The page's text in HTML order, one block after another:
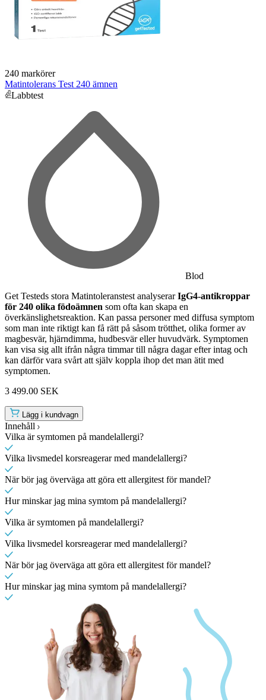
240 markörer
Matintolerans Test 240 ämnen
Labbtest
Blod
Get Testeds stora Matintoleranstest analyserar IgG4-antikroppar
för 240 olika födoämnen som ofta kan skapa en
överkänslighetsreaktion. Kan passa personer med diffusa symptom
som man inte riktigt kan få rätt på såsom trötthet, olika former av
magbesvär, hjärndimma, hudbesvär eller huvudvärk. Symptomen
kan visa sig allt ifrån några timmar till några dagar efter intag och
kan därför vara svårt att själv koppla ihop det man ätit med
symptomen.
3 499.00 SEK
Lägg i kundvagn
Innehåll
Vilka är symtomen på mandelallergi?
Vilka livsmedel korsreagerar med mandelallergi?
När bör jag överväga att göra ett allergitest för mandel?
Hur minskar jag mina symtom på mandelallergi?
Vilka är symtomen på mandelallergi?
Vilka livsmedel korsreagerar med mandelallergi?
När bör jag överväga att göra ett allergitest för mandel?
Hur minskar jag mina symtom på mandelallergi?